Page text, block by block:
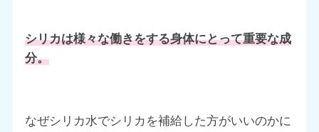
シリカは様々な働きをする身体にとって重要な成
分。
なぜシリカ水でシリカを補給した方がいいのかに